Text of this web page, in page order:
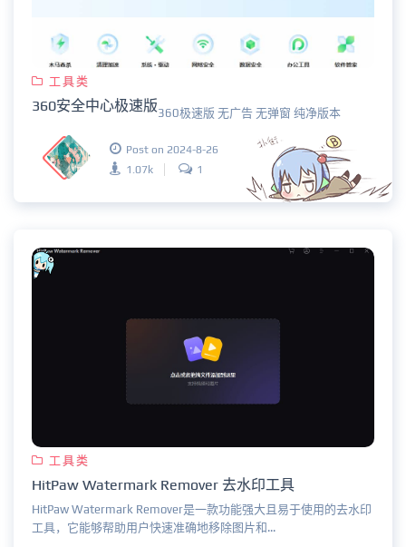
工具类
360安全中心极速版360极速版 无广告 无弹窗 纯净版本
Post on 2024-8-26
1.07k
1
工具类
HitPaw Watermark Remover 去水印工具
HitPaw Watermark Remover是一款功能强大且易于使用的去水印
工具，它能够帮助用户快速准确地移除图片和...